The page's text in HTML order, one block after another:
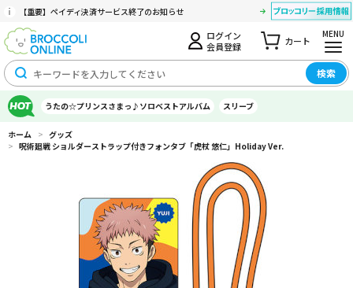
【重要】ペイディ決済サービス終了のお知らせ
ログイン
会員登録
カート
MENU
検索
うたの☆プリンスさまっ♪ソロベストアルバム スリーブ
ホーム > グッズ
> 呪術廻戦 ショルダーストラップ付きフォンタブ「虎杖 悠仁」Holiday Ver.